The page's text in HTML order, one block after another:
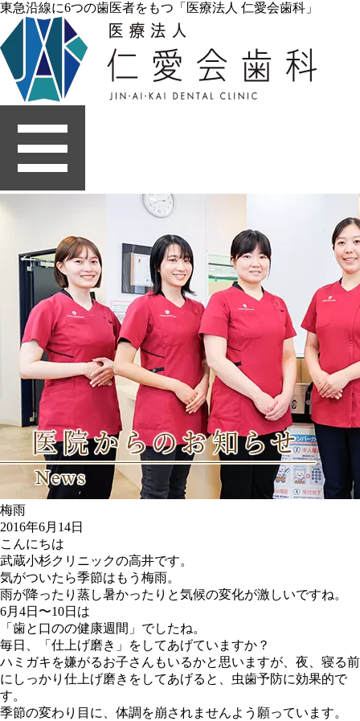
東急沿線に6つの歯医者をもつ「医療法人 仁愛会歯科」
梅雨
2016年6月14日
こんにちは
武蔵小杉クリニックの高井です。
気がついたら季節はもう梅雨。
雨が降ったり蒸し暑かったりと気候の変化が激しいですね。
6月4日〜10日は
「歯と口のの健康週間」でしたね。
毎日、「仕上げ磨き」をしてあげていますか？
ハミガキを嫌がるお子さんもいるかと思いますが、夜、寝る前
にしっかり仕上げ磨きをしてあげると、虫歯予防に効果的で
す。
季節の変わり目に、体調を崩されませんよう願っています。